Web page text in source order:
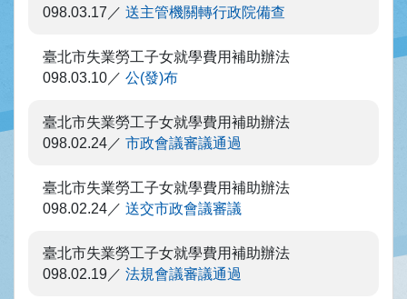
098.03.17
送主管機關轉行政院備查
臺北市失業勞工子女就學費用補助辦法
098.03.10
公(發)布
臺北市失業勞工子女就學費用補助辦法
098.02.24
市政會議審議通過
臺北市失業勞工子女就學費用補助辦法
098.02.24
送交市政會議審議
臺北市失業勞工子女就學費用補助辦法
098.02.19
法規會議審議通過